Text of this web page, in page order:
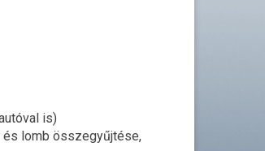
is)
és lomb összegyűjtése,